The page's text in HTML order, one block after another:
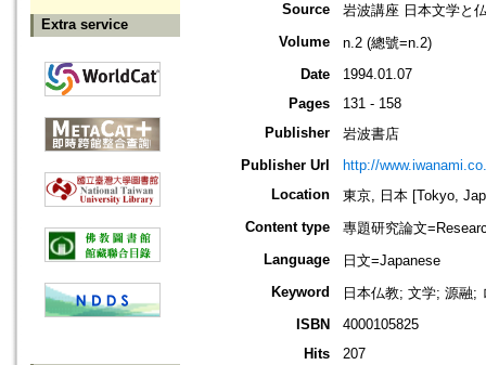
Extra service
Source
岩波講座 日本文学と
Volume
n.2 (總號=n.2)
Date
1994.01.07
Pages
131 - 158
Publisher
岩波書店
Publisher Url
http://
Location
東京, 日本 [Tokyo,
Content type
專題研究論文
Language
日文=Japanese
Keyword
日本仏教; 文学; 源融;
ISBN
4000105825
Hits
207